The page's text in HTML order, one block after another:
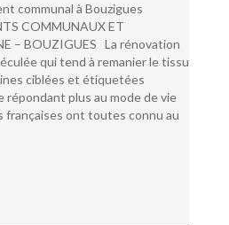
communal à Bouzigues
COMMUNAUX ET
– BOUZIGUES La rénovation
qui tend à remanier le tissu
ciblées et étiquetées
répondant plus au mode de vie
françaises ont toutes connu au